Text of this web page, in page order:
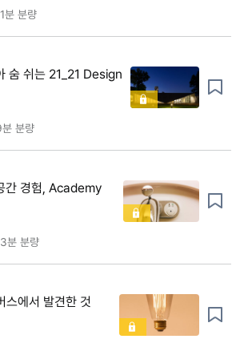
분 분량
숨 쉬는 21_21 Design
분량
간 경험, Academy
분 분량
에서 발견한 것